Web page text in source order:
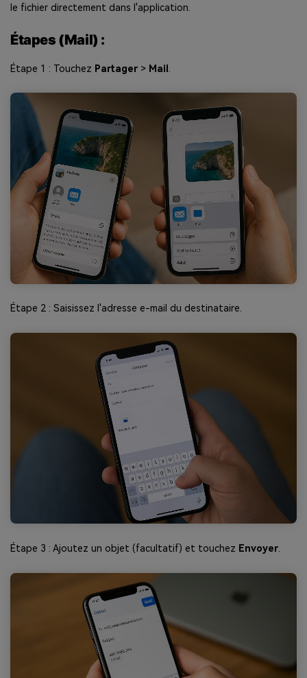
le fichier directement dans l'application.
Étapes (Mail) :
Étape 1 : Touchez Partager > Mail
Étape 2 : Saisissez l'adresse e-mail du destinataire.
Étape 3 : Ajoutez un objet (facultatif) et touchez Envoyer